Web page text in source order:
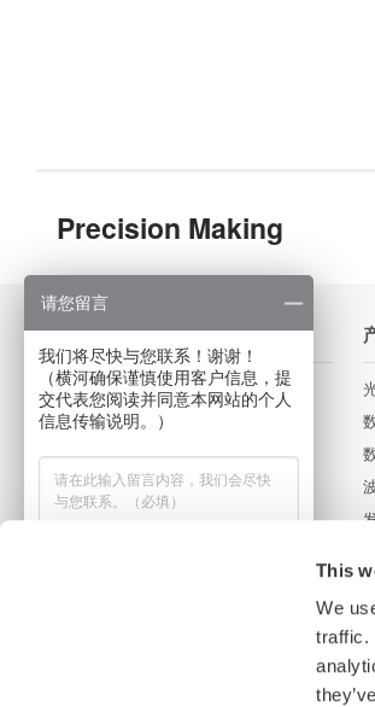
This
We
traffic.
Precision Making
行业应用
轨道交通和高速铁路
照明和电源
Data Centers
汽车电子和新能源汽车
请您留言
我们将尽快与您联系！谢谢！
（横河确保谨慎使用客户信息，提
交代表您阅读并同意本网站的个人
信息传输说明。）